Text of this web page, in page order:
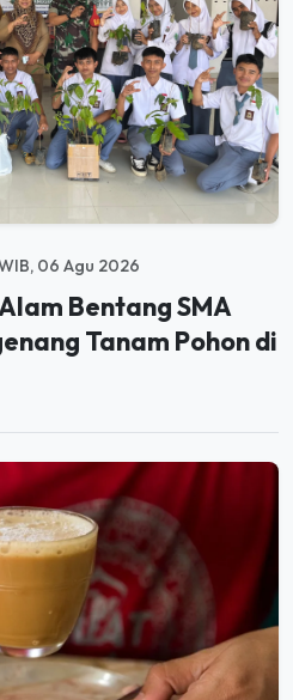
06 Agu 2026
Bentang SMA
Tanam Pohon di